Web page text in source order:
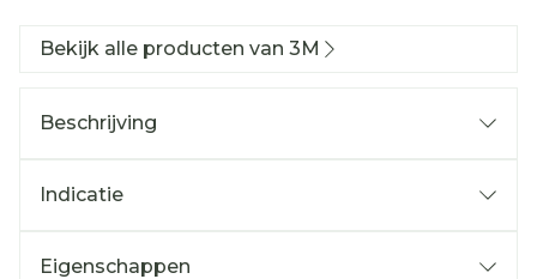
Bekijk alle producten van 3M
Beschrijving
Indicatie
Eigenschappen